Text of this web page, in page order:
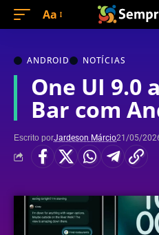
Aa
ANDROID NOTÍCIAS
One UI 9.0
Bar com
Escrito porJardeson Márcio21/05/